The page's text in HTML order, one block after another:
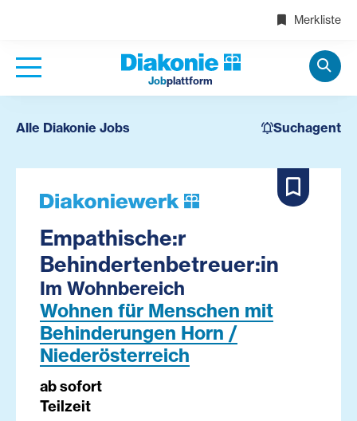
Merkliste
Jobplattform
Alle Diakonie Jobs Suchagent
Empathische:r
Behindertenbetreuer:in
Im Wohnbereich
Wohnen für Menschen mit
Behinderungen Horn /
Niederösterreich
ab sofort
Teilzeit